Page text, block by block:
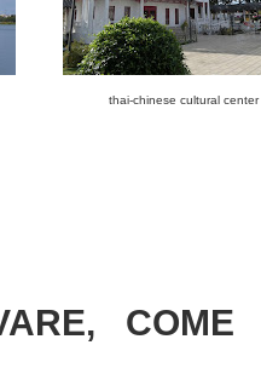
thai-chinese cultural center